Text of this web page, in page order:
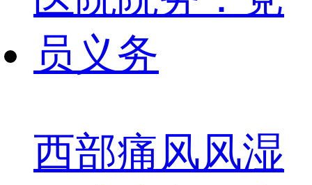
西部痛风风湿